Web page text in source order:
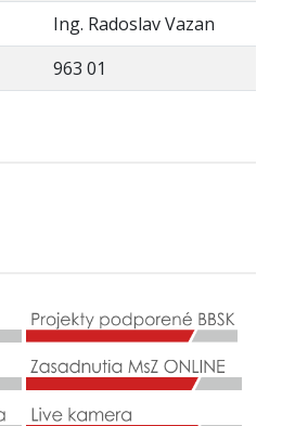
Ing. Radoslav Vazan
963 01